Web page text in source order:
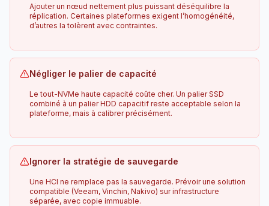
Ajouter un nœud nettement plus puissant déséquilibre la
réplication. Certaines plateformes exigent l’homogénéité,
d’autres la tolèrent avec contraintes.
Négliger le palier de capacité
Le tout-NVMe haute capacité coûte cher. Un palier SSD
combiné à un palier HDD capacitif reste acceptable selon la
plateforme, mais à calibrer précisément.
Ignorer la stratégie de sauvegarde
Une HCI ne remplace pas la sauvegarde. Prévoir une solution
compatible (Veeam, Vinchin, Nakivo) sur infrastructure
séparée, avec copie immuable.